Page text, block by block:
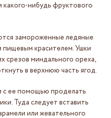
какого-нибудь фруктового
замороженные ледяные
красителем. Ушки
срезов миндального ореха,
в верхнюю часть ягод.
с ее помощью проделать
Туда следует вставить
или жевательного